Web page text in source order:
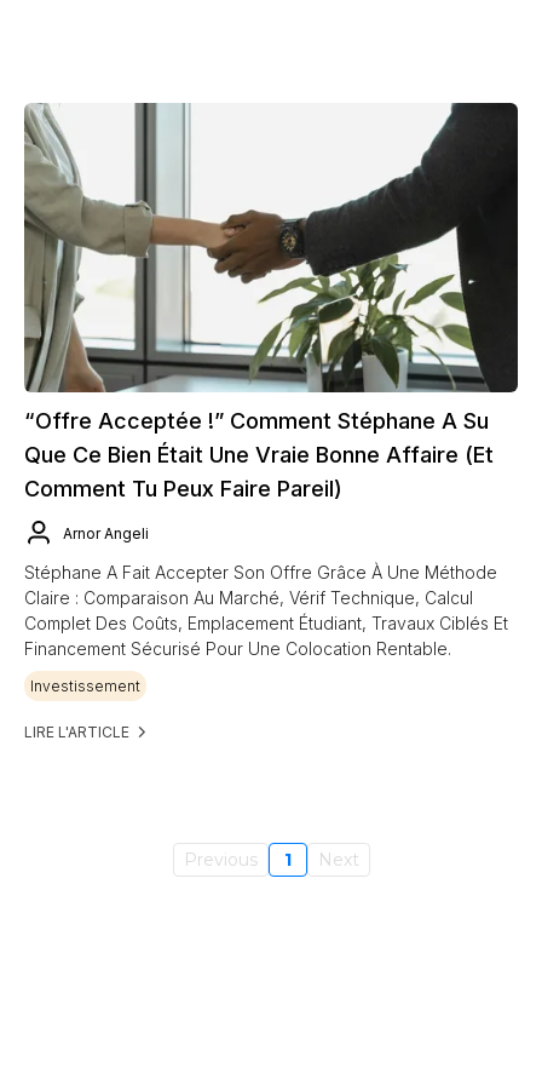
“Offre Acceptée !” Comment Stéphane A Su
Que Ce Bien Était Une Vraie Bonne Affaire (et
Comment Tu Peux Faire Pareil)
Arnor Angeli
Stéphane A Fait Accepter Son Offre Grâce À Une Méthode
Claire : Comparaison Au Marché, Vérif Technique, Calcul
Complet Des Coûts, Emplacement Étudiant, Travaux Ciblés Et
Financement Sécurisé Pour Une Colocation Rentable.
Investissement
LIRE L'ARTICLE
Previous 1 Next